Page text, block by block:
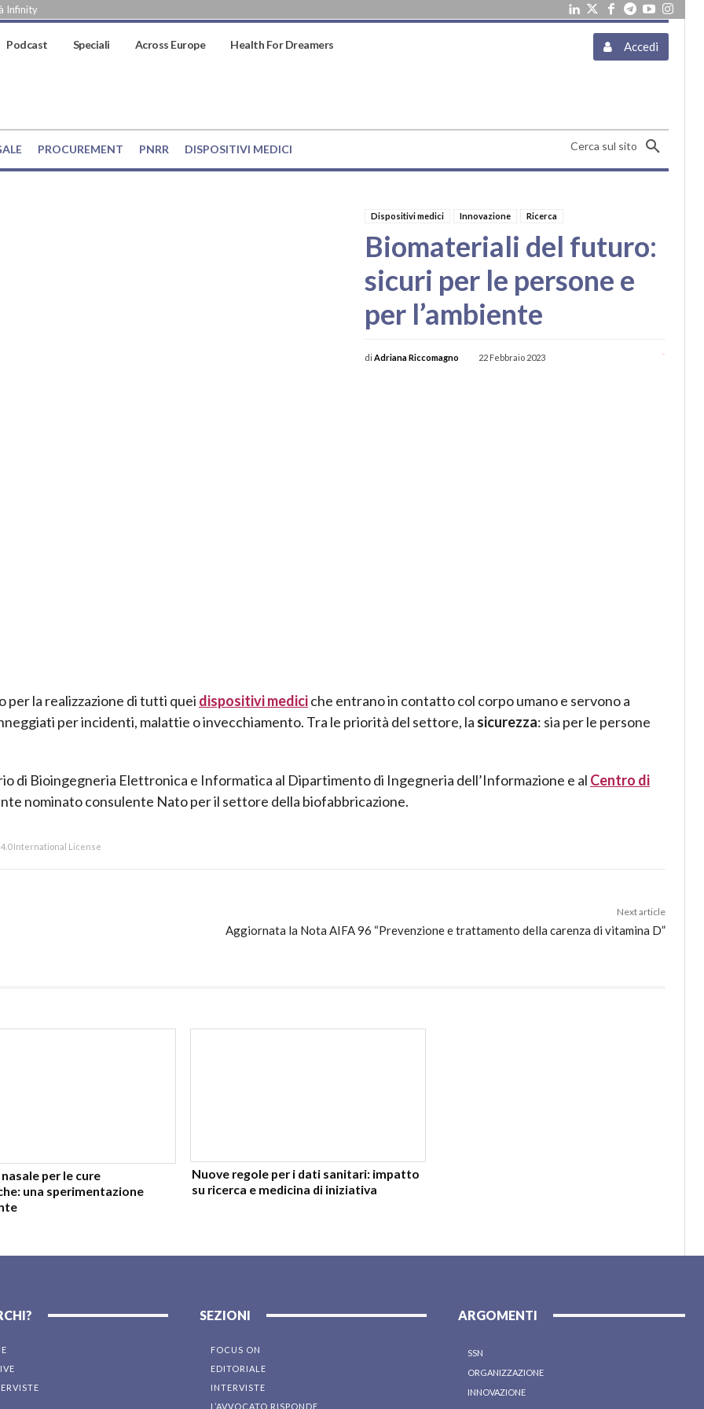
Infinity
Podcast Speciali Across Europe Health For Dreamers Accedi
PROCUREMENT PNRR DISPOSITIVI MEDICI Cerca sul sito
Dispositivi medici Innovazione Ricerca
Biomateriali del futuro:
sicuri per le persone e
per l’ambiente
di Adriana Riccomagno 22 Febbraio 2023 -
per la realizzazione di tutti quei dispositivi mediciche entrano in contatto col corpo umano e servono a
per incidenti, malattie o invecchiamento. Tra le priorità del settore, la sicurezza: sia per le persone
di Bioingegneria Elettronica e Informatica al Dipartimento di Ingegneria dell’Informazione e al Centro di
nominato consulente Nato per il settore della biofabbricazione.
International License
Next article
Aggiornata la Nota AIFA 96 “Prevenzione e trattamento della carenza di vitamina D”
per le cure
una sperimentazione
Nuove regole per i dati sanitari: impatto
su ricerca e medicina di iniziativa
SEZIONI
FOCUS ON
EDITORIALE
INTERVISTE
L’AVVOCATO RISPONDE
ARGOMENTI
SSN
ORGANIZZAZIONE
INNOVAZIONE